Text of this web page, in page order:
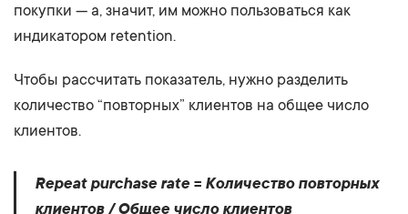
покупки — а, значит, им можно пользоваться как
индикатором retention.
Чтобы рассчитать показатель, нужно разделить
количество “повторных” клиентов на общее число
клиентов.
Repeat purchase rate = Количество повторных
клиентов / Общее число клиентов